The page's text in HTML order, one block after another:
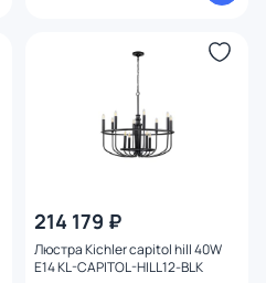
214 179 ₽
Люстра Kichler capitol hill 40W
E14 KL-CAPITOL-HILL12-BLK